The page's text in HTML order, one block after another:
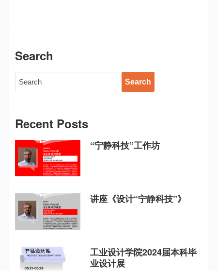
Search
Recent Posts
“宁静科技”工作坊
讲座《设计“宁静科技”》
工业设计学院2024届本科毕
业设计展